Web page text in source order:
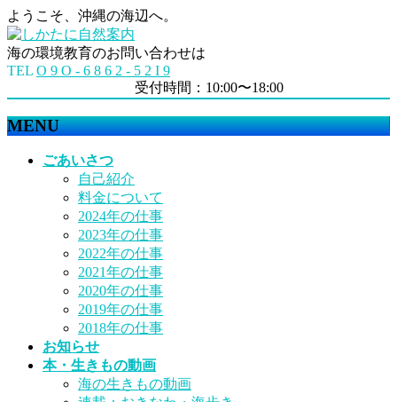
ようこそ、沖縄の海辺へ。
海の環境教育のお問い合わせは
TEL O 9 O - 6 8 6 2 - 5 2 I 9
受付時間：10:00〜18:00
MENU
ごあいさつ
自己紹介
料金について
2024年の仕事
2023年の仕事
2022年の仕事
2021年の仕事
2020年の仕事
2019年の仕事
2018年の仕事
お知らせ
本・生きもの動画
海の生きもの動画